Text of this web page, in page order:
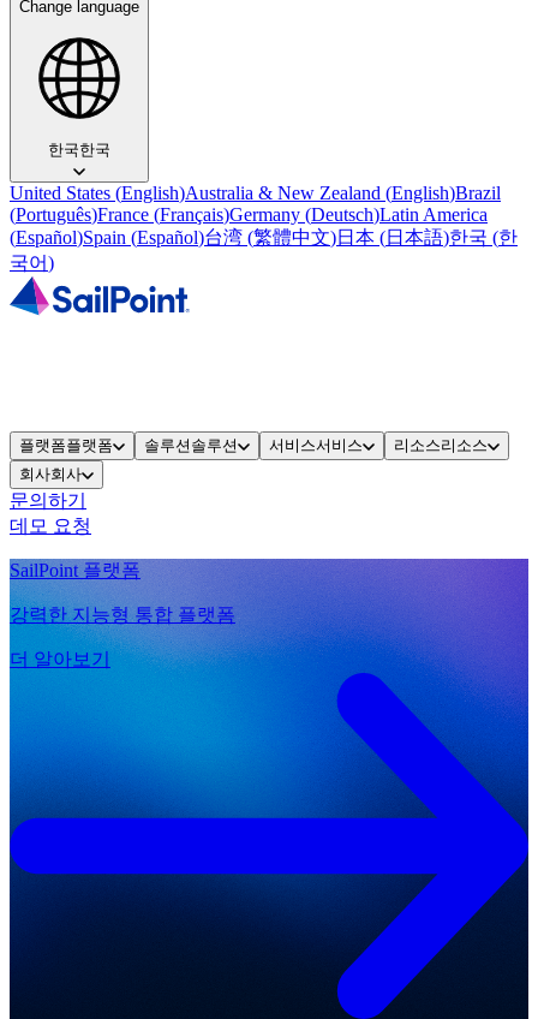
Change language
한국한국
United States (English)Australia & New Zealand (English)Brazil
(Português)France (Français)Germany (Deutsch)Latin America
(Español)Spain (Español)台湾 (繁體中文)日本 (日本語)한국 (한
국어)
플랫폼플랫폼 솔루션 솔루션 서비스서비스 리소스리소스
회사회사
문의하기
데모 요청
SailPoint 플랫폼
강력한 지능형 통합 플랫폼
더 알아보기